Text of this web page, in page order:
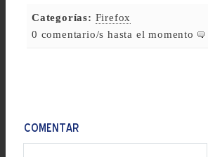
Categorías: Firefox
0 comentario/s hasta el momento